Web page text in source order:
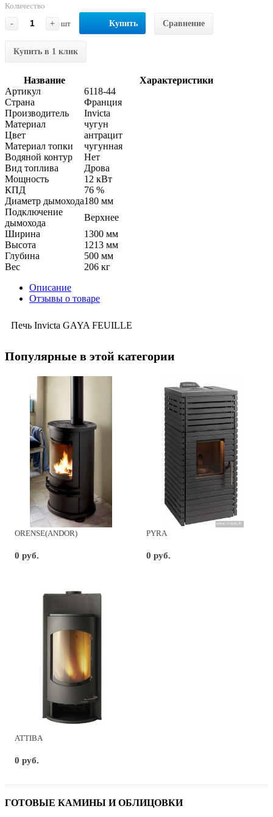
Количество
-
+ шт Купить Сравнение
Купить в 1 клик
Название
Характеристики
Артикул
6118-44
Страна
Франция
Производитель
Invicta
Материал
чугун
Цвет
антрацит
Материал топки
чугунная
Водяной контур
Нет
Вид топлива
Дрова
Мощность
12 кВт
КПД
76 %
Диаметр дымохода180 мм
Подключение
дымохода
Верхнее
Ширина
1300 мм
Высота
1213 мм
Глубина
500 мм
Вес
206 кг
Описание
Отзывы о товаре
Печь Invicta GAYA FEUILLE
Популярные в этой категории
ORENSE(ANDOR)
0 руб.
PYRA
0 руб.
ATTIBA
0 руб.
ГОТОВЫЕ КАМИНЫ И ОБЛИЦОВКИ